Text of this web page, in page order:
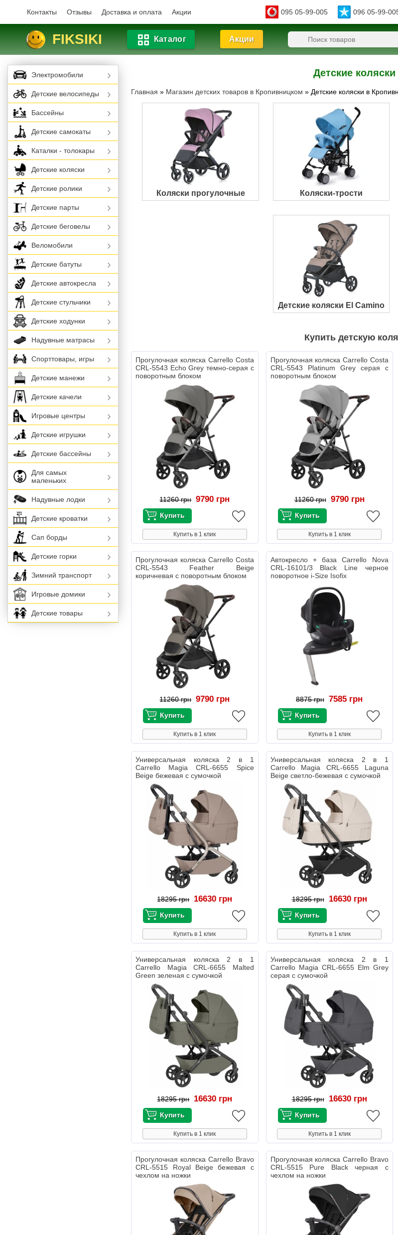
Контакты Отзывы Доставка и оплата Акции 095 05-99-005 096 05-99-
FIKSIKI Каталог Акции
Детские
Главная » Магазин детских товаров в Кропивницком » Детские коляски в
Коляски прогулочные Коляски-трости
Детские коляски El Camino
Купить детскую
Прогулочная коляска Carrello Costa
CRL-5543 Echo Grey темно-серая с
поворотным блоком
11260 грн 9790 грн
Купить в 1 клик
Прогулочная коляска Carrello Costa
CRL-5543 Platinum Grey серая с
поворотным блоком
11260 грн 9790 грн
Купить в 1 клик
Прогулочная коляска Carrello Costa
CRL-5543 Feather Beige
коричневая с поворотным блоком
11260 грн 9790 грн
Купить в 1 клик
Автокресло + база Carrello Nova
CRL-16101/3 Black Line черное
поворотное i-Size Isofix
8875 грн 7585 грн
Купить в 1 клик
Универсальная коляска 2 в 1
Carrello Magia CRL-6655 Spice
Beige бежевая с сумочкой
18295 грн 16630 грн
Купить в 1 клик
Универсальная коляска 2 в 1
Carrello Magia CRL-6655 Laguna
Beige светло-бежевая с сумочкой
18295 грн 16630 грн
Купить в 1 клик
Универсальная коляска 2 в 1
Carrello Magia CRL-6655 Malted
Green зеленая с сумочкой
18295 грн 16630 грн
Купить в 1 клик
Универсальная коляска 2 в 1
Carrello Magia CRL-6655 Elm Grey
серая с сумочкой
18295 грн 16630 грн
Купить в 1 клик
Прогулочная коляска Carrello Bravo
CRL-5515 Royal Beige бежевая с
чехлом на ножки
Прогулочная коляска Carrello Bravo
CRL-5515 Pure Black черная с
чехлом на ножки
Электромобили
Детские велосипеды
Бассейны
Детские самокаты
Каталки - толокары
Детские коляски
Детские ролики
Детские парты
Детские беговелы
Веломобили
Детские батуты
Детские автокресла
Детские стульчики
Детские ходунки
Надувные матрасы
Спорттовары, игры
Детские манежи
Детские качели
Игровые центры
Детские игрушки
Детские бассейны
Для самых
маленьких
Надувные лодки
Детские кроватки
Сап борды
Детские горки
Зимний транспорт
Игровые домики
Детские товары